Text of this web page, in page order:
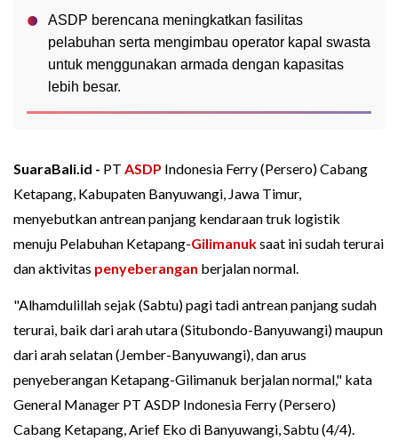
ASDP berencana meningkatkan fasilitas
pelabuhan serta mengimbau operator kapal swasta
untuk menggunakan armada dengan kapasitas
lebih besar.
SuaraBali.id - PT ASDP Indonesia Ferry (Persero) Cabang
Ketapang, Kabupaten Banyuwangi, Jawa Timur,
menyebutkan antrean panjang kendaraan truk logistik
menuju Pelabuhan Ketapang-Gilimanuksaat ini sudah terurai
dan aktivitas penyeberangan berjalan normal.
"Alhamdulillah sejak (Sabtu) pagi tadi antrean panjang sudah
terurai, baik dari arah utara (Situbondo-Banyuwangi) maupun
dari arah selatan (Jember-Banyuwangi), dan arus
penyeberangan Ketapang-Gilimanuk berjalan normal," kata
General Manager PT ASDP Indonesia Ferry (Persero)
Cabang Ketapang, Arief Eko di Banyuwangi, Sabtu (4/4).